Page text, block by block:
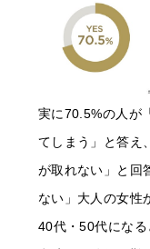
実に70.5%の人が
てしまう」と答え
が取れない」と回
ない」大人の女性
40代・50代にな